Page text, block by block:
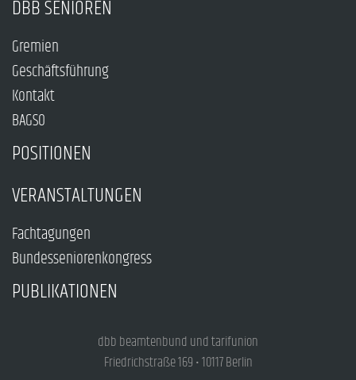
DBB SENIOREN
Gremien
Geschäftsführung
Kontakt
BAGSO
POSITIONEN
VERANSTALTUNGEN
Fachtagungen
Bundesseniorenkongress
PUBLIKATIONEN
dbb beamtenbund und tarifunion
Friedrichstraße 169 • 10117 Berlin